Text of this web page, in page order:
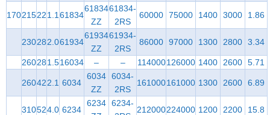
170215221.161834
61834
ZZ
61834-
2RS
60000 75000 1400 3000 1.86
230282.061934
61934
ZZ
61934-
2RS
86000 97000 1300 2800 3.34
260281.516034 – – 114000126000 1400 2600 5.71
260422.1 6034
6034
ZZ
6034-
2RS
161000161000 1300 2600 6.89
310524.0 6234
6234 6234-
212000224000 1200 2200 15.8